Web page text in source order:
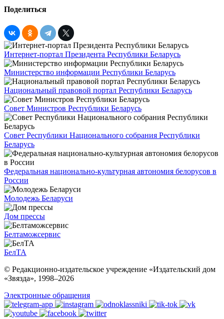
Поделиться
Интернет-портал Президента Республики Беларусь
Министерство информации Республики Беларусь
Национальный правовой портал Республики Беларусь
Совет Министров Республики Беларусь
Совет Республики Национального собрания Республики
Беларусь
Федеральная национально-культурная автономия белорусов в
России
Молодежь Беларуси
Дом прессы
Белтаможсервис
БелТА
© Редакционно-издательское учреждение «Издательский дом
«Звязда», 1998–2026
Электронные обращения